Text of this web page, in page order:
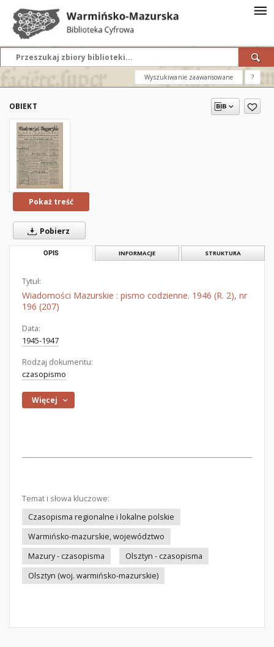
Wyszukiwanie zaawansowane ?
OBIEKT
Pokaż treść
Pobierz
OPIS INFORMACJE STRUKTURA
Tytuł:
Wiadomości Mazurskie : pismo codzienne. 1946 (R. 2), nr
196 (207)
Data:
1945-1947
Rodzaj dokumentu:
czasopismo
Więcej
Temat i słowa kluczowe:
Czasopisma regionalne i lokalne polskie
Warmińsko-mazurskie, województwo
Mazury - czasopisma
Olsztyn - czasopisma
Olsztyn (woj. warmińsko-mazurskie)